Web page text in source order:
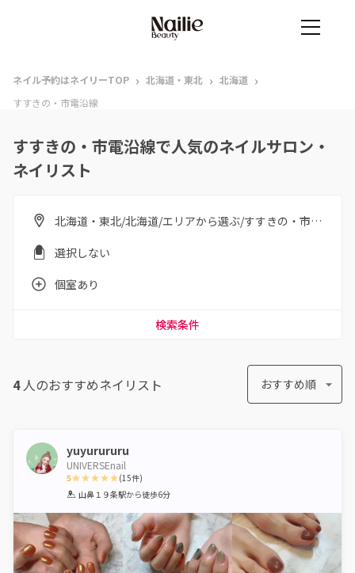
ネイル予約はネイリーTOP › 北海道・東北 › 北海道 ›
すすきの・市電沿線
すすきの・市電沿線で人気のネイルサロン・
ネイリスト
北海道・東北/北海道/エリアから選ぶ/すすきの・市電沿線
選択しない
個室あり
検索条件
4人のおすすめネイリスト おすすめ順
yuyurururu
UNIVERSEnail
5
1 2 3 4 5
(15件)
山鼻１９条駅から徒歩6分